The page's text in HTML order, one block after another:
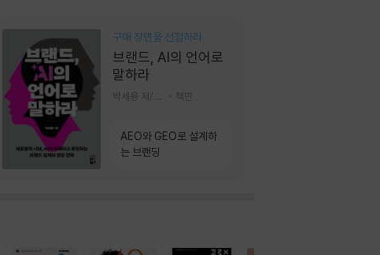
구매 장면을 선점하라
브랜드, AI의 언어로
말하라
책만
AEO와 GEO로 설계하
는 브랜딩